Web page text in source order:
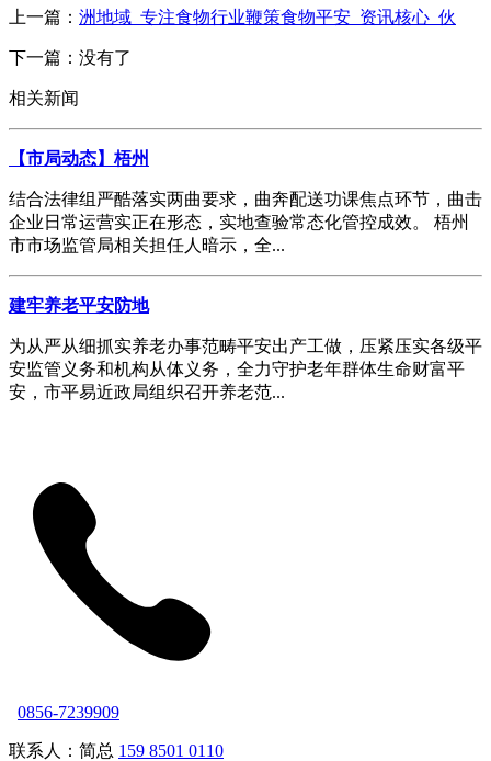
上一篇： 洲地域_专注食物行业鞭策食物平安_资讯核心_伙
下一篇：没有了
相关新闻
【市局动态】梧州
结合法律组严酷落实两曲要求，曲奔配送功课焦点环节，曲击
企业日常运营实正在形态，实地查验常态化管控成效。 梧州
市市场监管局相关担任人暗示，全...
建牢养老平安防地
为从严从细抓实养老办事范畴平安出产工做，压紧压实各级平
安监管义务和机构从体义务，全力守护老年群体生命财富平
安，市平易近政局组织召开养老范...
0856-7239909
联系人：简总 159 8501 0110